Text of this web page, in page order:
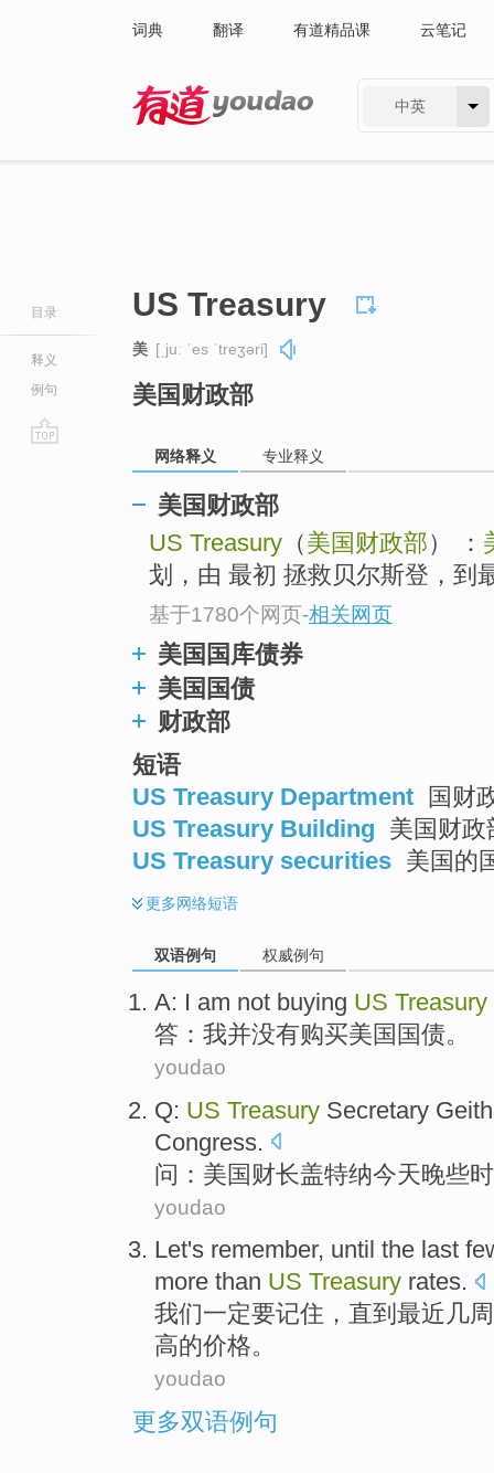
词典 翻译 有道精品课 云笔记
中英
目录
释义
例句
US Treasury
美 [ˌjuː ˈes ˈtreʒəri]
美国财政部
网络释义 专业释义
美国财政部
US Treasury （美国财政部） ：
划，由 最初 拯救贝尔斯登，到
基于1780个网页-相关网页
美国国库债券
美国国债
财政部
短语
US Treasury Department
国财
US Treasury Building 美国财政
US Treasury securities 美国的
更多网络短语
双语例句 权威例句
A: I am not buying US Treasury
答 ： 我并没有购买美国 国债。
youdao
Q: US Treasury Secretary
Congress.
问 ： 美国 财长盖特纳今天晚些
youdao
Let's remember, until the last
more than US Treasury rates.
我们一定要记住 ， 直到 最近 几周
高的价格。
youdao
更多双语例句